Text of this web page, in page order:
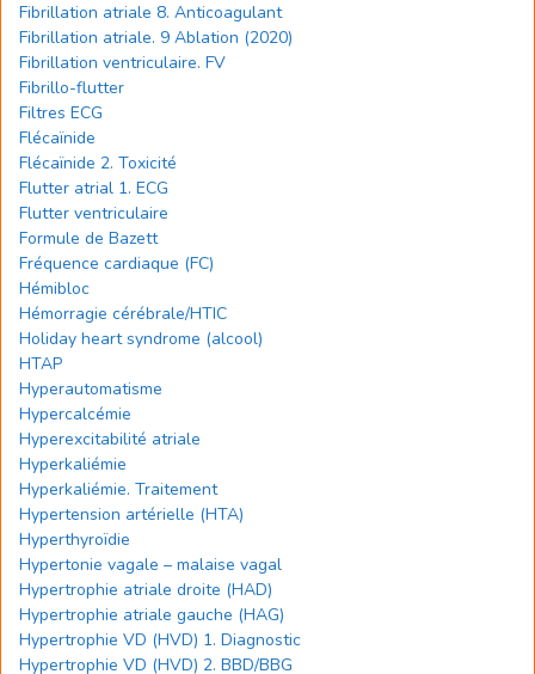
Fibrillation atriale 8. Anticoagulant
Fibrillation atriale. 9 Ablation (2020)
Fibrillation ventriculaire. FV
Fibrillo-flutter
Filtres ECG
Flécaïnide
Flécaïnide 2. Toxicité
Flutter atrial 1. ECG
Flutter ventriculaire
Formule de Bazett
Fréquence cardiaque (FC)
Hémibloc
Hémorragie cérébrale/HTIC
Holiday heart syndrome (alcool)
HTAP
Hyperautomatisme
Hypercalcémie
Hyperexcitabilité atriale
Hyperkaliémie
Hyperkaliémie. Traitement
Hypertension artérielle (HTA)
Hyperthyroïdie
Hypertonie vagale – malaise vagal
Hypertrophie atriale droite (HAD)
Hypertrophie atriale gauche (HAG)
Hypertrophie VD (HVD) 1. Diagnostic
Hypertrophie VD (HVD) 2. BBD/BBG